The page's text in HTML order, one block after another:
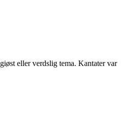
eller verdslig tema. Kantater var